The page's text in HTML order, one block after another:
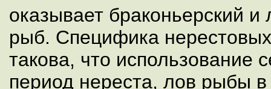
оказывает браконьерский
рыб. Специфика
такова, что использование
период нереста, лов рыбы в